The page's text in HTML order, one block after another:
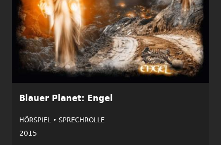
Blauer Planet: Engel
HÖRSPIEL • SPRECHROLLE
2015